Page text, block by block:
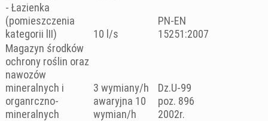
PN-EN
15251:2007
- Łazienka
(pomieszczenia
kategorii lII)
10 l/s
Magazyn środków
ochrony roślin oraz
nawozów
mineralnych i
organrczno-
mineralnych
3 wymiany/h
awaryjna 10
wymian/h
Dz.U-99
poz. 896
2002r.